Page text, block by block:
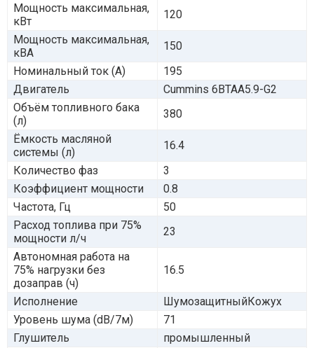
Мощность максимальная,
кВт
120
Мощность максимальная,
кВА
150
Номинальный ток (А)
195
Двигатель
Cummins 6BTAA5.9-G2
Объём топливного бака
(л)
380
Ёмкость масляной
системы (л)
16.4
Количество фаз
3
Коэффициент мощности
0.8
Частота, Гц
50
Расход топлива при 75%
мощности л/ч
23
Автономная работа на
75% нагрузки без
дозаправ (ч)
16.5
Исполнение
ШумозащитныйКожух
Уровень шума (dB/7м)
71
Глушитель
промышленный